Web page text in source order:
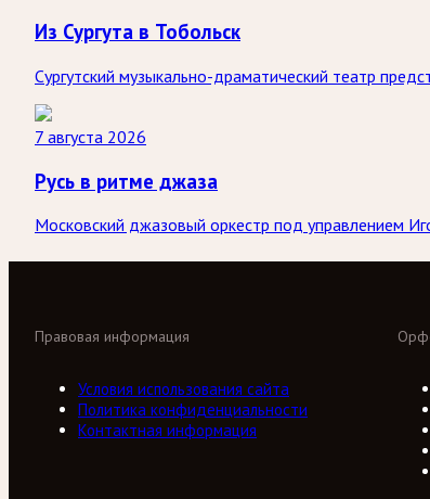
Из Сургута в Тобольск
Сургутский музыкально-драматический театр
7 августа 2026
Русь в ритме джаза
Московский джазовый оркестр под управлением
Правовая информация
Условия использования сайта
Политика конфиденциальности
Контактная информация